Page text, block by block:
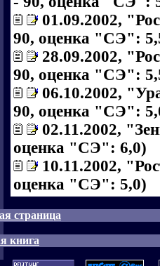
01.09.2002,
90, оценка "СЭ":
28.09.2002,
90, оценка "СЭ":
06.10.2002,
90, оценка "СЭ":
02.11.2002,
оценка "СЭ": 6,0)
10.11.2002,
оценка "СЭ": 5,0)
страница
книга